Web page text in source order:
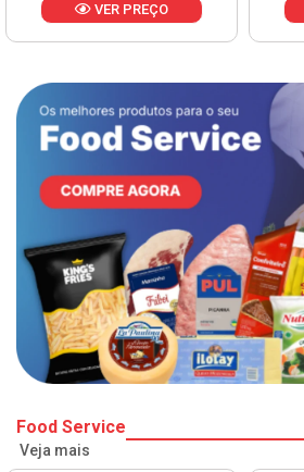
VER PREÇO
Food Service
Veja mais